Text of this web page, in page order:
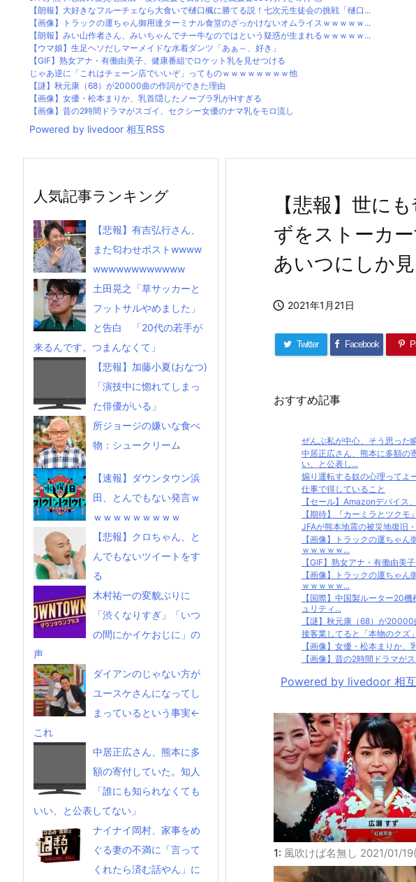
【朗報】大好きなフルーチェなら大食いで樋口楓に勝てる説！七次元生徒会の挑戦「樋口...
【画像】トラックの運ちゃん御用達ターミナル食堂のざっかけないオムライスｗｗｗｗｗ...
【朗報】みい山作者さん、みいちゃんでチー牛なのではという疑惑が生まれるｗｗｗｗｗ...
【ウマ娘】生足ヘソだしマーメイドな水着ダンツ「あぁ～、好き」
【GIF】熟女アナ・有働由美子、健康番組でロケット乳を見せつける
じゃあ逆に「これはチェーン店でいいぞ」ってものｗｗｗｗｗｗｗｗ他
【謎】秋元康（68）が20000曲の作詞ができた理由
【画像】女優・松本まりか、乳首隠したノーブラ乳がHすぎる
【画像】昔の2時間ドラマがスゴイ、セクシー女優のナマ乳をモロ流し
Powered by livedoor 相互RSS
【悲報】世に
ずをストーカ
あいつにしか
 2021年1月21日
Twitter Facebook
おすすめ記事
ぜんぶ私が中心、そう思った
中居正広さん、熊本に多額の
い、と公表し...
煽り運転する奴の心理ってよ
仕事で得していること
【セール】Amazonデバイ
【期待】『カーミラとツク
JFAが熊本地震の被災地復旧
【画像】トラックの運ちゃ
ｗｗｗｗｗ...
【GIF】熟女アナ・有働由美
【画像】トラックの運ちゃ
ｗｗｗｗｗ...
【国際】中国製ルーター20
ュリティ...
【謎】秋元康（68）が
接客業してると「本物のクズ
【画像】女優・松本まりか
【画像】昔の2時間ドラマが
Powered by livedoor 相
1: 風吹けば名無し 2021/01/
人気記事ランキング
【悲報】有吉弘行さん、
また匂わせポストwwww
wwwwwwwwwwww
土田晃之「草サッカーと
フットサルやめました」
と告白 「20代の若手が
来るんです。つまんなくて」
【悲報】加藤小夏(おなつ)
「演技中に惚れてしまっ
た俳優がいる」
所ジョージの嫌いな食べ
物：シュークリーム
【速報】ダウンタウン浜
田、とんでもない発言ｗ
ｗｗｗｗｗｗｗｗｗ
【悲報】クロちゃん、と
んでもないツイートをす
る
木村祐一の変貌ぶりに
「渋くなりすぎ」「いつ
の間にかイケおじに」の
声
ダイアンのじゃない方が
ユースケさんになってし
まっているという事実←
これ
中居正広さん、熊本に多
額の寄付していた。知人
「誰にも知られなくても
いい、と公表してない」
ナイナイ岡村、家事をめ
ぐる妻の不満に「言って
くれたら済む話やん」に